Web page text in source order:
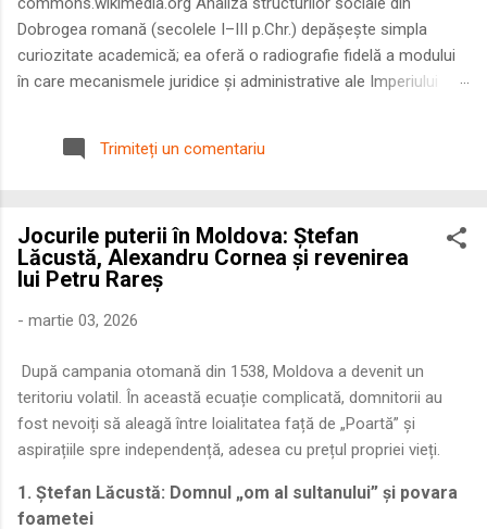
Dobrogea romană (secolele I–III p.Chr.) depășește simpla
curiozitate academică; ea oferă o radiografie fidelă a modului
în care mecanismele juridice și administrative ale Imperiului
Într-o epocă în care prosperitatea excepțională a lumii romane
era susținută de o mobilitate socială dinamică și de o libertate
roman – în special a cetățenilor romani ( cives Romani ) în
țesutul urban și rural dobrogean – ne permite să măsurăm cu
precizie profunzimea și ritmul procesului de rom...
Trimiteți un comentariu
Jocurile puterii în Moldova: Ștefan
Lăcustă, Alexandru Cornea și revenirea
lui Petru Rareș
- martie 03, 2026
După campania otomană din 1538, Moldova a devenit un
teritoriu volatil. În această ecuație complicată, domnitorii au
fost nevoiți să aleagă între loialitatea față de „Poartă” și
aspirațiile spre independență, adesea cu prețul propriei vieți.
1. Ștefan Lăcustă: Domnul „om al sultanului” și povara
foametei